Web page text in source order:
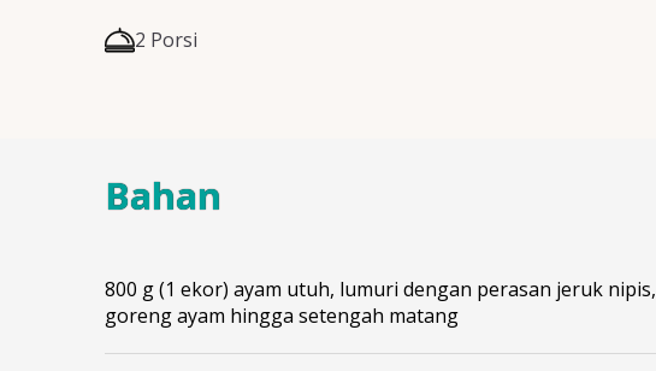
2 Porsi
Bahan
800 g (1 ekor) ayam utuh, lumuri dengan perasan jeruk nipis,
goreng ayam hingga setengah matang